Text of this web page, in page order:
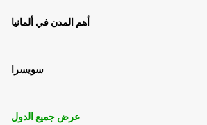
أهم المدن في ألمانيا
سويسرا
عرض جميع الدول